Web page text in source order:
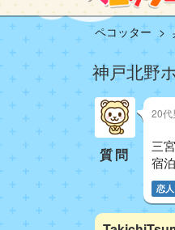
ペコッター
神戸北野
質問
20代
三
宿
恋